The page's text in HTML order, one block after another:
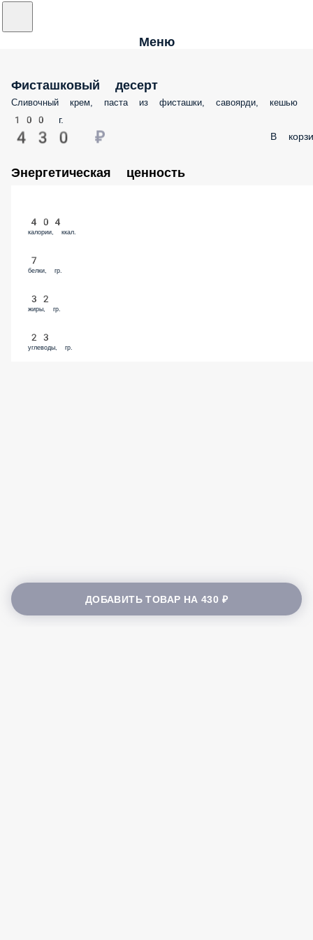
Меню
Фисташковый десерт
Сливочный крем, паста из фисташки, савоярди, кешью
100 г.
430 ₽ В
Энергетическая ценность
404
калории, ккал.
7
белки, гр.
32
жиры, гр.
23
углеводы, гр.
ДОБАВИТЬ ТОВАР НА430 ₽